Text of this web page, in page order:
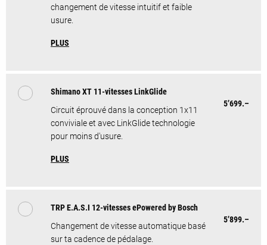
changement de vitesse intuitif et faible
usure.
PLUS
Shimano XT 11-vitesses LinkGlide
Circuit éprouvé dans la conception 1x11
conviviale et avec LinkGlide technologie
pour moins d'usure.
PLUS
5’699.–
TRP E.A.S.I 12-vitesses ePowered by Bosch
Changement de vitesse automatique basé
sur ta cadence de pédalage.
5’899.–